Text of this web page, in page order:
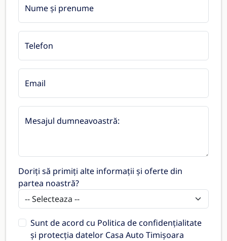
Nume și prenume
Telefon
Email
Mesajul dumneavoastră:
Doriți să primiți alte informații și oferte din
partea noastră?
Sunt de acord cu Politica de confidențialitate
și protecția datelor Casa Auto Timișoara